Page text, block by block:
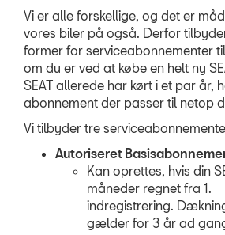
Vi er alle forskellige, og det er
vores biler på også. Derfor
former for serviceabonnementer
om du er ved at købe en helt ny
SEAT allerede har kørt i et par år,
abonnement der passer til netop
Vi tilbyder tre
Autoriseret
Kan oprettes, hvis din
måneder regnet fra 1.
indregistrering.
gælder for 3 år ad